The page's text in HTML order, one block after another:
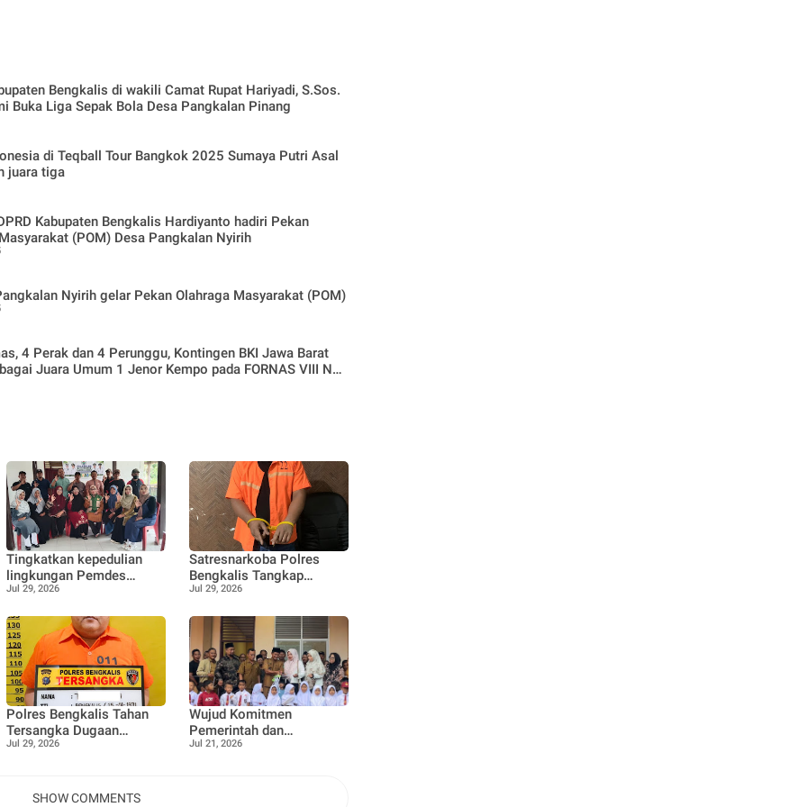
Bengkalis di wakili Camat Rupat Hariyadi, S.Sos.
M.Si Resmi Buka Liga Sepak Bola Desa Pangkalan Pinang
di Teqball Tour Bangkok 2025 Sumaya Putri Asal
juara tiga
Kabupaten Bengkalis Hardiyanto hadiri Pekan
(POM) Desa Pangkalan Nyirih
Nyirih gelar Pekan Olahraga Masyarakat (POM)
4 Perak dan 4 Perunggu, Kontingen BKI Jawa Barat
Juara Umum 1 Jenor Kempo pada FORNAS VIII NTB
Tingkatkan kepedulian
lingkungan Pemdes
Pangkalan Nyirih gelar
Limbah
Jul 29, 2026
Satresnarkoba Polres
Bengkalis Tangkap
Terduga Pengedar Sabu di
Pencegahan
Pemberantasan Peredaran
Gelap Narkotika
Jul 29, 2026
Polres Bengkalis Tahan
Tersangka Dugaan
Korupsi Dana Satpol PP
Jul 29, 2026
Wujud Komitmen
Pemerintah dan
Masyarakat Tingkatkan
Jul 21, 2026
SHOW COMMENTS